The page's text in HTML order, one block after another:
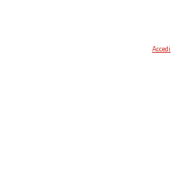
Accedi